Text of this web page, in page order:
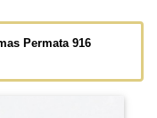
Permata 916